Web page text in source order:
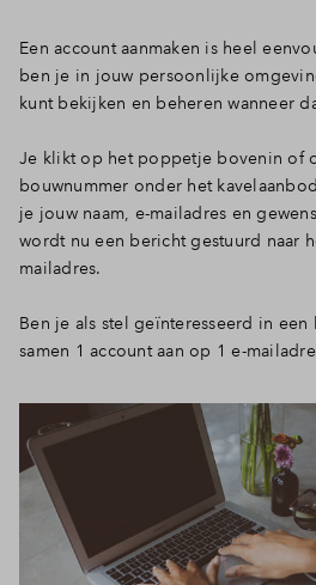
Een account aanmaken is heel
ben je in jouw persoonlijke
kunt bekijken en beheren wanneer
Je klikt op het poppetje bovenin of
bouwnummer onder het
je jouw naam, e-mailadres en
wordt nu een bericht gestuurd naar
mailadres.
Ben je als stel geïnteresseerd in een
samen 1 account aan op 1 e-